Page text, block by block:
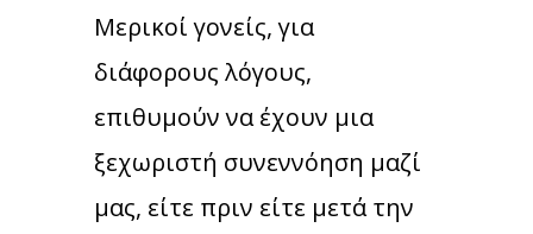
Μερικοί γονείς, για
διάφορους λόγους,
επιθυμούν να έχουν μια
ξεχωριστή συνεννόηση μαζί
μας, είτε πριν είτε μετά την